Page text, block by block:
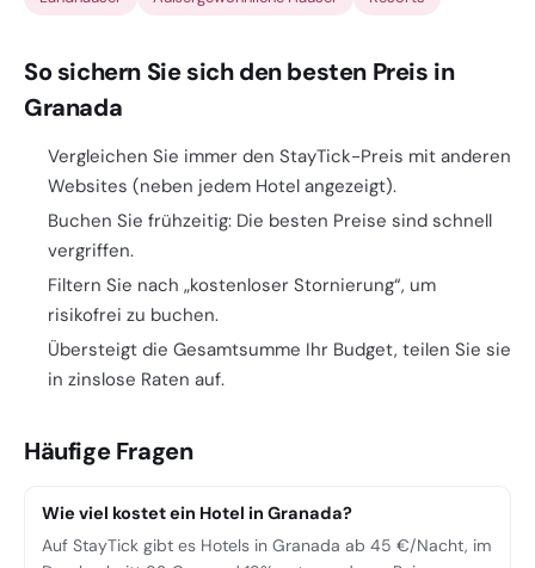
So sichern Sie sich den besten Preis in
Granada
Vergleichen Sie immer den StayTick-Preis mit anderen
Websites (neben jedem Hotel angezeigt).
Buchen Sie frühzeitig: Die besten Preise sind schnell
vergriffen.
Filtern Sie nach „kostenloser Stornierung“, um
risikofrei zu buchen.
Übersteigt die Gesamtsumme Ihr Budget, teilen Sie sie
in zinslose Raten auf.
Häufige Fragen
Wie viel kostet ein Hotel in Granada?
Auf StayTick gibt es Hotels in Granada ab 45 €/Nacht, im